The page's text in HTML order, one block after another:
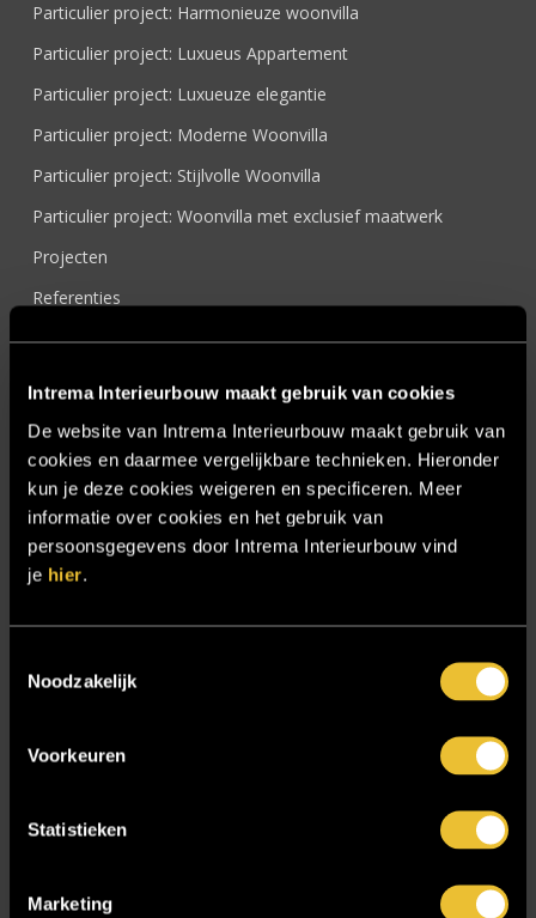
Intrema Interieurbouw maakt gebruik van cookies
De website van Intrema Interieurbouw maakt gebruik van
cookies en daarmee vergelijkbare technieken. Hieronder
kun je deze cookies weigeren en specificeren. Meer
informatie over cookies en het gebruik van
persoonsgegevens door Intrema Interieurbouw vind
je hier.
Noodzakelijk
Voorkeuren
Statistieken
Marketing
Particulier project: Harmonieuze woonvilla
Particulier project: Luxueus Appartement
Particulier project: Luxueuze elegantie
Particulier project: Moderne Woonvilla
Particulier project: Stijlvolle Woonvilla
Particulier project: Woonvilla met exclusief maatwerk
Projecten
Referenties
Samenwerken
Showroom
SIDN
Trebbe MiddenWest
TV lift
Twentsch Hooratelier
Vacature Allround monteur interieurbouwer